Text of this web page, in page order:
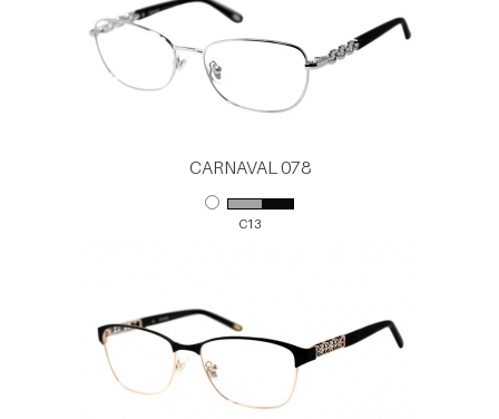
CARNAVAL 078
C13